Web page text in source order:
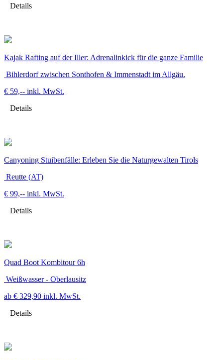
Details
Kajak Rafting auf der Iller: Adrenalinkick für die ganze Familie
Bihlerdorf zwischen Sonthofen & Immenstadt im Allgäu.
€ 59,-- inkl. MwSt.
Details
Canyoning Stuibenfälle: Erleben Sie die Naturgewalten Tirols
Reutte (AT)
€ 99,-- inkl. MwSt.
Details
Quad Boot Kombitour 6h
Weißwasser - Oberlausitz
ab € 329,90 inkl. MwSt.
Details